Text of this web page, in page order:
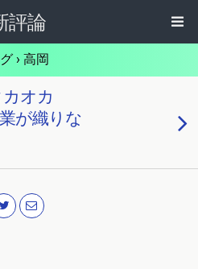
評論
› 高岡
カオカ
が織りな